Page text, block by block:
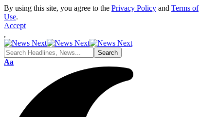
By using this site, you agree to the Privacy Policy and Terms of
Use.
Accept
,
Font
Aa